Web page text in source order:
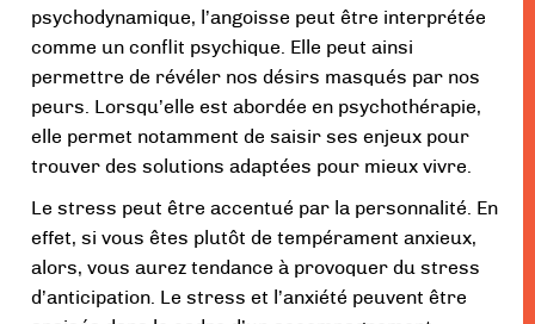
psychodynamique, l’angoisse peut être interprétée
comme un conflit psychique. Elle peut ainsi
permettre de révéler nos désirs masqués par nos
peurs. Lorsqu’elle est abordée en psychothérapie,
elle permet notamment de saisir ses enjeux pour
trouver des solutions adaptées pour mieux vivre.
Le stress peut être accentué par la personnalité. En
effet, si vous êtes plutôt de tempérament anxieux,
alors, vous aurez tendance à provoquer du stress
d’anticipation. Le stress et l’anxiété peuvent être